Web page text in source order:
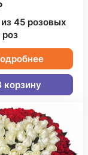
45 розовых
роз
корзину